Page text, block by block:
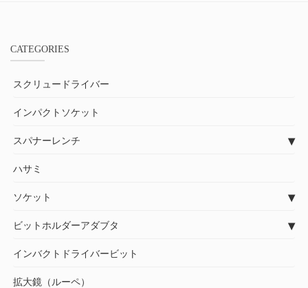
CATEGORIES
スクリュードライバー
インパクトソケット
スパナーレンチ
ハサミ
ソケット
ビットホルダーアダブタ
インバクトドライバービット
拡大鏡（ルーペ）